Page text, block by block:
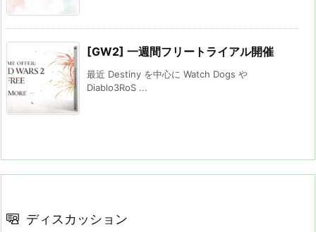
[GW2] 一週間フリートライアル開催
最近 Destiny を中心に Watch Dogs や
Diablo3RoS ...
ディスカッション